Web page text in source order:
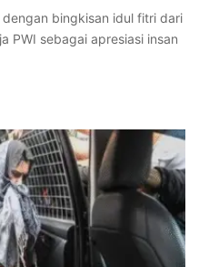
bingkisan idul fitri dari
PWI sebagai apresiasi insan